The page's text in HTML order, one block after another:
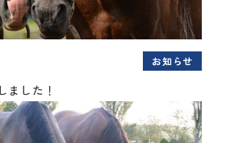
お知らせ
ました！